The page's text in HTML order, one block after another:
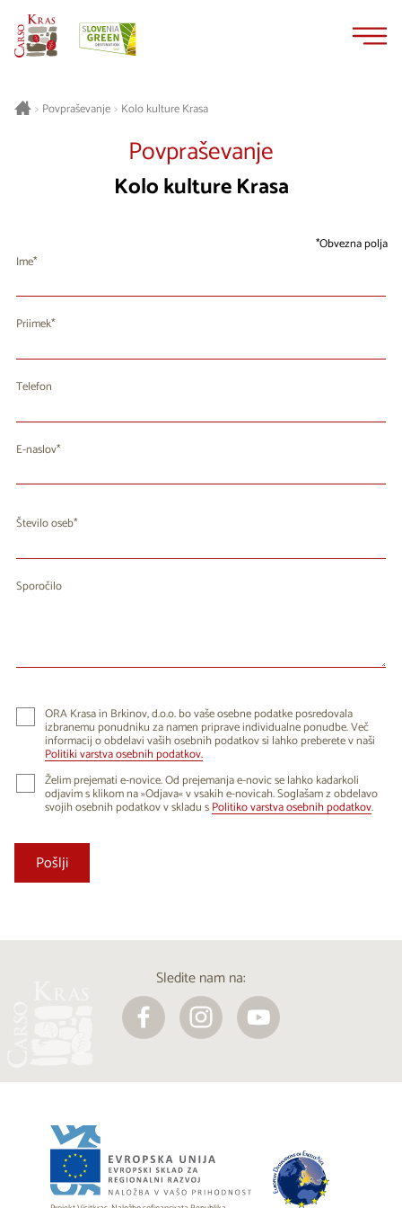
> Povpraševanje> Kolo kulture Krasa
Povpraševanje
Kolo kulture Krasa
Obvezna polja
Ime
Priimek
Telefon
E-naslov
Število oseb
Sporočilo
ORA Krasa in Brkinov, d.o.o. bo vaše osebne podatke posredovala
izbranemu ponudniku za namen priprave individualne ponudbe. Več
informacij o obdelavi vaših osebnih podatkov si lahko preberete v naši
Politiki varstva osebnih podatkov.
Želim prejemati e-novice. Od prejemanja e-novic se lahko kadarkoli
odjavim s klikom na »Odjava« v vsakih e-novicah. Soglašam z obdelavo
svojih osebnih podatkov v skladu sPolitiko varstva osebnih podatkov.
Sledite nam na: